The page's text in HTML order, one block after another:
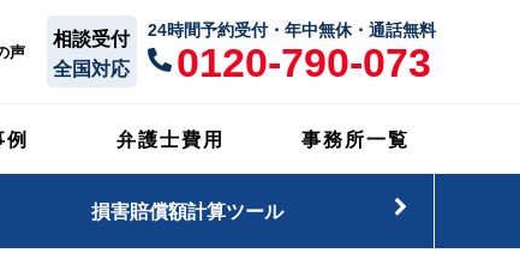
声
相談受付
全国対応
24時間予約受付・年中無休・通話無料
0120-790-073
弁護士費用 事務所一覧
損害賠償額計算ツール